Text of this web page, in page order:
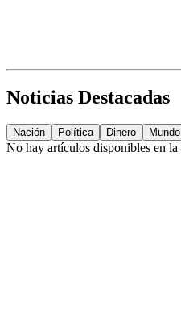
Noticias Destacadas
Nación Política Dinero Mundo
No hay artículos disponibles en la